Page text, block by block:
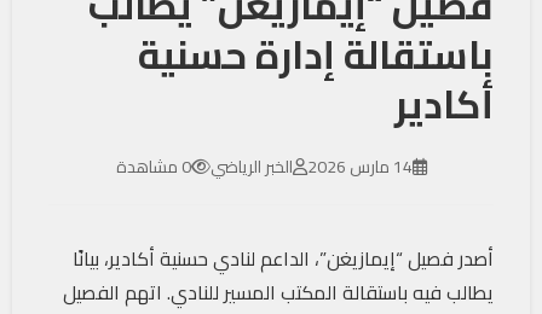
باستقالة إدارة حسنية
أكادير
14 مارس 2026 الخبر الرياضي 0 مشاهدة
أصدر فصيل “إيمازيغن”، الداعم لنادي حسنية أكادير، بيانًا
يطالب فيه باستقالة المكتب المسير للنادي. اتهم الفصيل